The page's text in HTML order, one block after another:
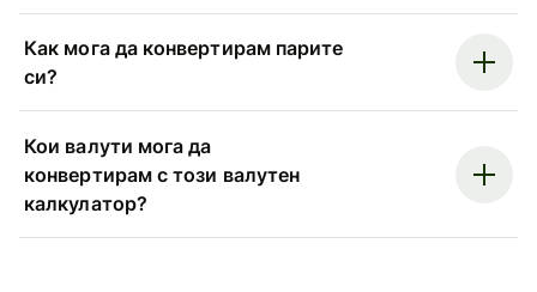
Как мога да конвертирам парите
си?
Кои валути мога да
конвертирам с този валутен
калкулатор?